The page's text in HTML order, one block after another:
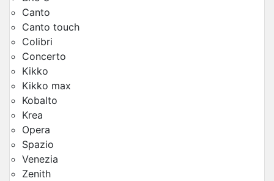
Canto
Canto touch
Colibri
Concerto
Kikko
Kikko max
Kobalto
Krea
Opera
Spazio
Venezia
Zenith